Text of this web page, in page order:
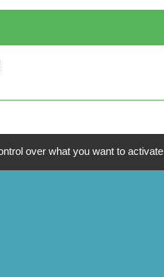
over what you want to activate